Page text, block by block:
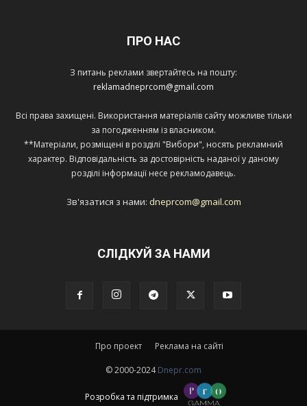
ПРО НАС
З питань реклами звертайтесь на пошту:
reklamadneprcom@gmail.com
Всі права захищені. Використання матеріалів сайту можливе тільки
за погодженням із власником.
**Матеріали, розміщені в розділі "Вибори", носять рекламний
характер. Відповідальність за достовірність наданої у даному
розділі інформації несе рекламодавець.
Зв'язатися з нами: dneprcom@gmail.com
СЛІДКУЙ ЗА НАМИ
Про проект Реклама на сайті
© 2000-2024Dnepr.com
Розробка та підтримка